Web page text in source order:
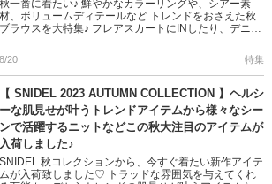
秋一番に着たい♪ 鮮やかなカラーリングや、シアー素
材、ボリュームディテールなど トレンドをおさえた秋
ブラウスを大特集♪ フレアスカートにINしたり、デニム
ンスカ合わせ […]
8/20 特集
【 SNIDEL 2023 AUTUMN COLLECTION 】ヘルシ
ーな肌見せが叶うトレンドアイテムから様々なシー
ンで活躍するニットなどこの秋大注目のアイテムが
入荷しました♪
SNIDEL 秋コレクションから、今すぐ着たい新作アイテ
ムが入荷致しました♡ トラッドな雰囲気を与えてくれ